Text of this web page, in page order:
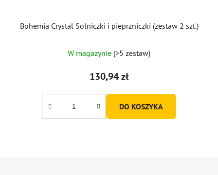
Bohemia Crystal Solniczki i pieprzniczki (zestaw 2 szt.)
ocena
produktu
5,0
W magazynie (>5 zestaw)
130,94 zł
DO KOSZYKA